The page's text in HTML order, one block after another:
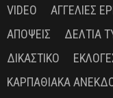
VIDEO
ΑΓΓΕΛΊΕΣ
ΑΠΌΨΕΙΣ
ΔΕΛΤΊΑ
ΔΙΚΑΣΤΙΚΌ
ΚΑΡΠΑΘΙΑΚΆ